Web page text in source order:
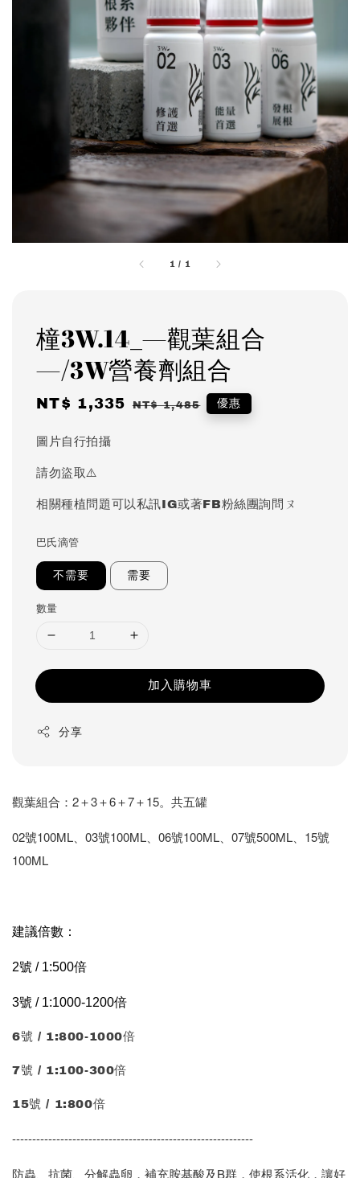
1 / 1
橦3W.14_—觀葉組合
—/3W營養劑組合
Sale
NT$ 1,335 Regular
NT$ 1,485 優惠
圖片自行拍攝
請勿盜取⚠️
相關種植問題可以私訊IG或著FB粉絲團詢問ㄡ
巴氏滴管
不需要 需要
數量
加入購物車
分享
觀葉組合： 2＋3＋6＋7＋15。共五罐
02號100ML、03號100ML、06號100ML、07號500ML、15號
100ML
建議倍數：
2號 / 1:500倍
3號 / 1:1000-1200倍
6號 / 1:800-1000倍
7號 / 1:100-300倍
15號 / 1:800倍
------------------------------------------------------------
防蟲、抗菌、分解蟲卵，補充胺基酸及B群，使根系活化，讓好